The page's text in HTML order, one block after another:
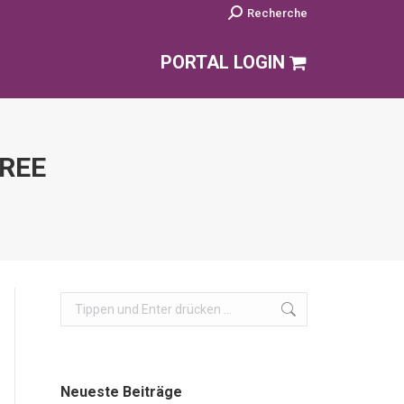
Search:Recherche
PORTAL LOGIN
Search:
Neueste Beiträge